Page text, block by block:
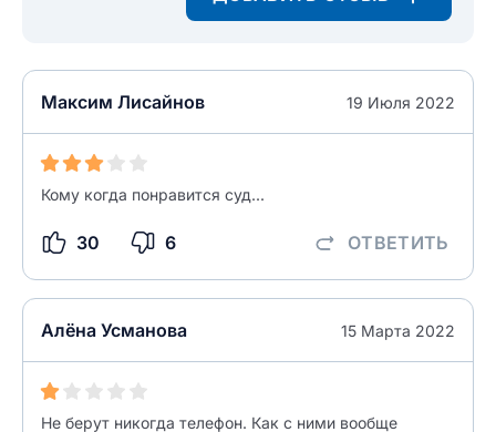
Максим Лисайнов 19 Июля 2022
Кому когда понравится суд...
30 6 ОТВЕТИТЬ
Алёна Усманова 15 Марта 2022
Не берут никогда телефон. Как с ними вообще